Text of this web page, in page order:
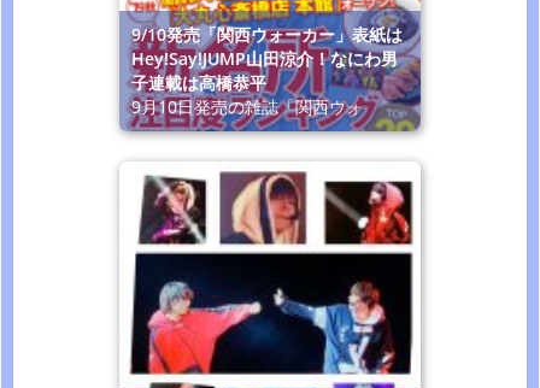
9/10発売「関西ウォーカー」表紙は
Hey!Say!JUMP山田涼介！なにわ男
子連載は高橋恭平
9月10日発売の雑誌「関西ウォ